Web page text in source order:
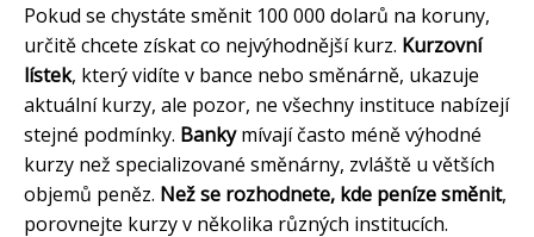
Pokud se chystáte směnit 100 000 dolarů na koruny,
určitě chcete získat co nejvýhodnější kurz. Kurzovní
lístek, který vidíte v bance nebo směnárně, ukazuje
aktuální kurzy, ale pozor, ne všechny instituce nabízejí
stejné podmínky. Bankymívají často méně výhodné
kurzy než specializované směnárny, zvláště u větších
objemů peněz. Než se rozhodnete, kde peníze směnit,
porovnejte kurzy v několika různých institucích.